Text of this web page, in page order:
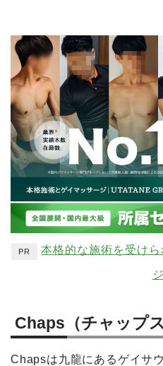
PR 本格的な施術を受け
ジ
Chaps（チャップ
Chapsは九龍にあるゲイサ